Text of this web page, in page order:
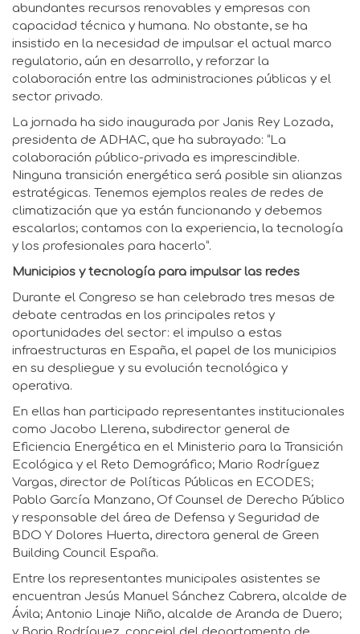
abundantes recursos renovables y empresas con
capacidad técnica y humana. No obstante, se ha
insistido en la necesidad de impulsar el actual marco
regulatorio, aún en desarrollo, y reforzar la
colaboración entre las administraciones públicas y el
sector privado.
La jornada ha sido inaugurada por Janis Rey Lozada,
presidenta de ADHAC, que ha subrayado: “La
colaboración público-privada es imprescindible.
Ninguna transición energética será posible sin alianzas
estratégicas. Tenemos ejemplos reales de redes de
climatización que ya están funcionando y debemos
escalarlos; contamos con la experiencia, la tecnología
y los profesionales para hacerlo”.
Municipios y tecnología para impulsar las redes
Durante el Congreso se han celebrado tres mesas de
debate centradas en los principales retos y
oportunidades del sector: el impulso a estas
infraestructuras en España, el papel de los municipios
en su despliegue y su evolución tecnológica y
operativa.
En ellas han participado representantes institucionales
como Jacobo Llerena, subdirector general de
Eficiencia Energética en el Ministerio para la Transición
Ecológica y el Reto Demográfico; Mario Rodríguez
Vargas, director de Políticas Públicas en ECODES;
Pablo García Manzano, Of Counsel de Derecho Público
y responsable del área de Defensa y Seguridad de
BDO Y Dolores Huerta, directora general de Green
Building Council España.
Entre los representantes municipales asistentes se
encuentran Jesús Manuel Sánchez Cabrera, alcalde de
Ávila; Antonio Linaje Niño, alcalde de Aranda de Duero;